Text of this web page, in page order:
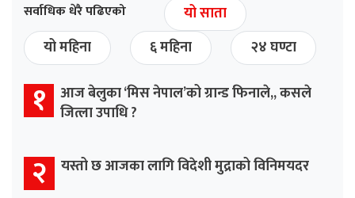
सर्वाधिक धेरै पढिएको
यो साता
यो महिना
६ महिना २४ घण्टा
१
आज बेलुका ‘मिस नेपाल’को ग्रान्ड फिनाले,, कसले
जित्ला उपाधि ?
२ यस्तो छ आजका लागि विदेशी मुद्राको विनिमयदर